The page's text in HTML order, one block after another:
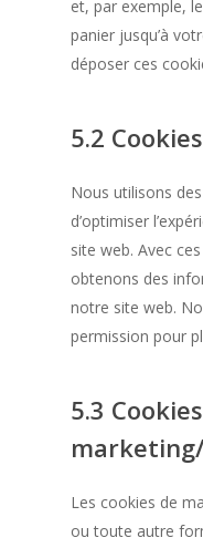
et, par exemple,
panier jusqu’à
déposer ces
5.2
Nous utilisons
d’optimiser
site web. Avec
obtenons des
notre site web.
permission pour
5.3
Les cookies de
ou toute autre